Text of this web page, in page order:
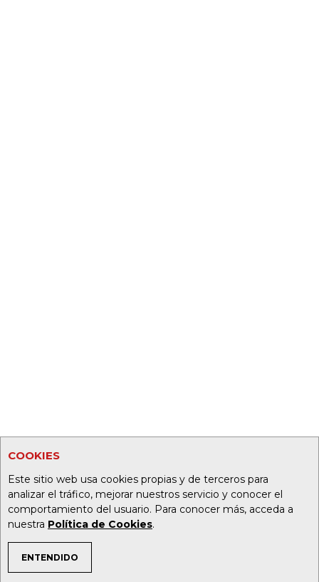
COOKIES
Este sitio web usa cookies propias y de terceros para
analizar el tráfico, mejorar nuestros servicio y conocer el
comportamiento del usuario. Para conocer más, acceda a
nuestra Política de Cookies.
ENTENDIDO
TEMAS DE INTERÉS